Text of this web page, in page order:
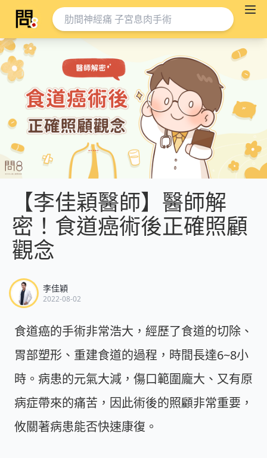
【李佳穎醫師】醫師解
密！食道癌術後正確照顧
觀念
李佳穎
2022-08-02
食道癌的手術非常浩大，經歷了食道的切除、
胃部塑形、重建食道的過程，時間長達6~8小
時。病患的元氣大減，傷口範圍龐大、又有原
病症帶來的痛苦，因此術後的照顧非常重要，
攸關著病患能否快速康復。